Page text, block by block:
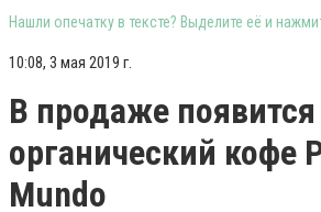
Нашли опечатку в тексте? Выделите её и
10:08, 3 мая 2019 г.
В продаже появится
органический кофе
Mundo